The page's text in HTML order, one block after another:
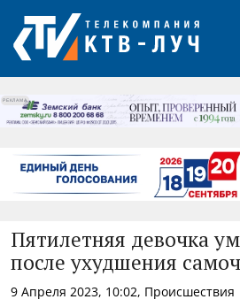
РЕКЛАМА
Пятилетняя девочка
после ухудшения
9 Апреля 2023, 10:02, Происшествия